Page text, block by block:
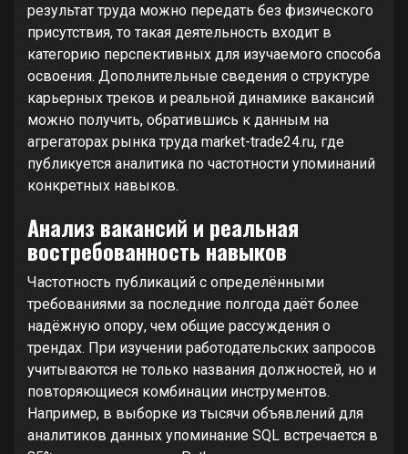
результат труда можно передать без физического
присутствия, то такая деятельность входит в
категорию перспективных для изучаемого способа
освоения. Дополнительные сведения о структуре
карьерных треков и реальной динамике вакансий
можно получить, обратившись к данным на
агрегаторах рынка труда market-trade24.ru, где
публикуется аналитика по частотности упоминаний
конкретных навыков.
Анализ вакансий и реальная
востребованность навыков
Частотность публикаций с определёнными
требованиями за последние полгода даёт более
надёжную опору, чем общие рассуждения о
трендах. При изучении работодательских запросов
учитываются не только названия должностей, но и
повторяющиеся комбинации инструментов.
Например, в выборке из тысячи объявлений для
аналитиков данных упоминание SQL встречается в